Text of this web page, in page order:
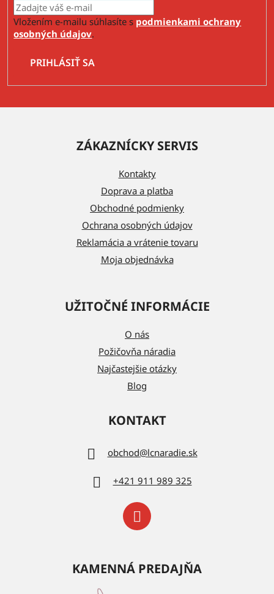
Vložením e-mailu súhlasíte s podmienkami ochrany
osobných údajov.
PRIHLÁSIŤ SA
ZÁKAZNÍCKY SERVIS
Kontakty
Doprava a platba
Obchodné podmienky
Ochrana osobných údajov
Reklamácia a vrátenie tovaru
Moja objednávka
UŽITOČNÉ INFORMÁCIE
O nás
Požičovňa náradia
Najčastejšie otázky
Blog
KONTAKT
obchod@lcnaradie.sk
+421 911 989 325
KAMENNÁ PREDAJŇA